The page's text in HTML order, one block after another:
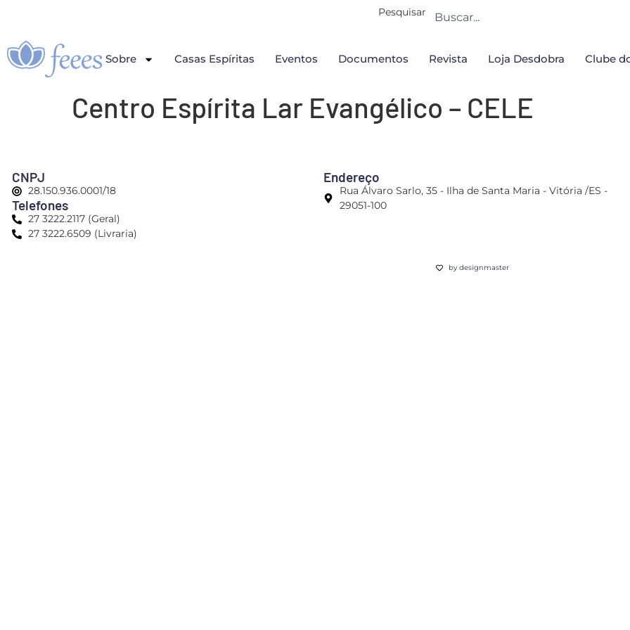
Pesquisar
Sobre Casas Espíritas Eventos Documentos Revista Loja Desdobra Clube
Centro Espírita Lar Evangélico – CELE
CNPJ
28.150.936.0001/18
Telefones
27 3222.2117 (Geral)
27 3222.6509 (Livraria)
Endereço
Rua Álvaro Sarlo, 35 - Ilha de Santa Maria - Vitória /ES -
29051-100
by designmaster